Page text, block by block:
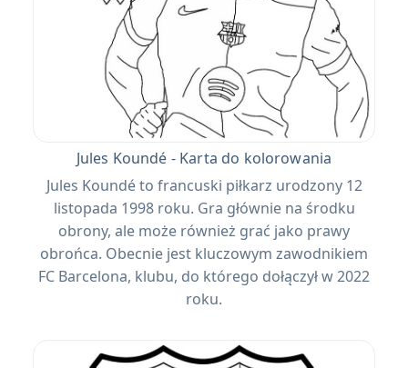
Jules Koundé - Karta do kolorowania
Jules Koundé to francuski piłkarz urodzony 12
listopada 1998 roku. Gra głównie na środku
obrony, ale może również grać jako prawy
obrońca. Obecnie jest kluczowym zawodnikiem
FC Barcelona, ​​klubu, do którego dołączył w 2022
roku.